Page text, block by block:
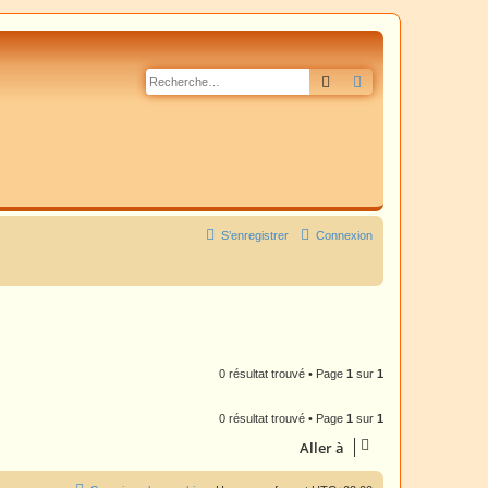
Rechercher
Connexion
S’enregistrer
0 résultat trouvé • Page 1 sur 1
0 résultat trouvé • Page 1 sur 1
Aller à